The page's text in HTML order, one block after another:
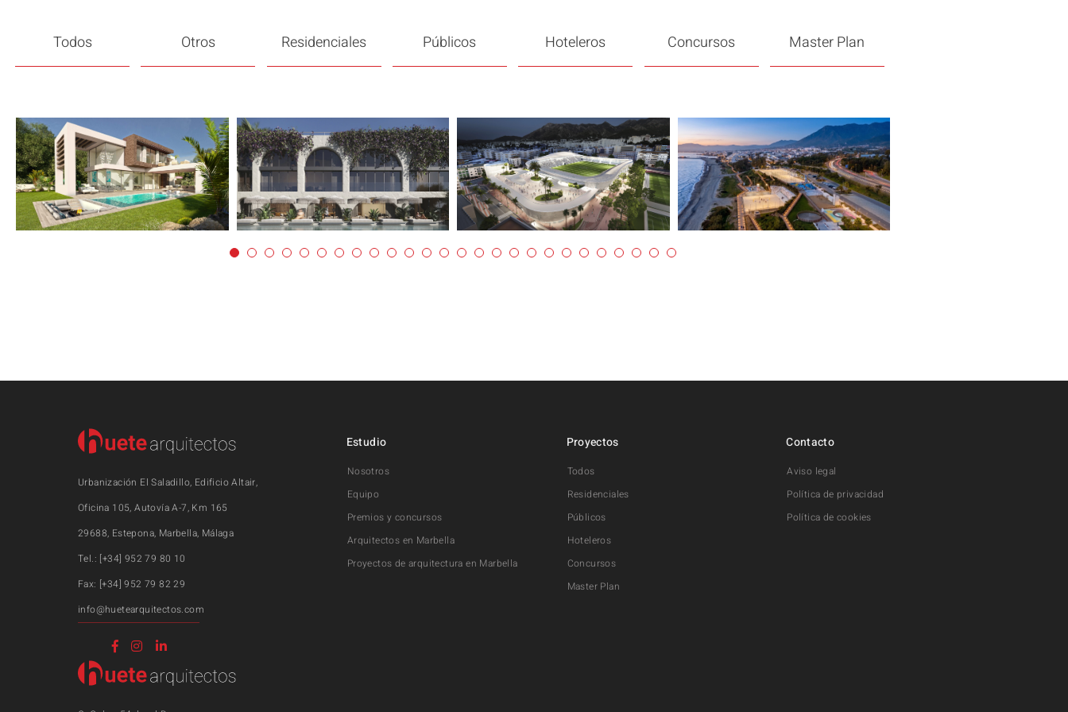
Todos Otros Residenciales Públicos Hoteleros Concursos Master Plan
Urbanización El Saladillo, Edificio Altair,
Oficina 105, Autovía A-7, Km 165
29688, Estepona, Marbella, Málaga
Tel.: [+34] 952 79 80 10
Fax: [+34] 952 79 82 29
info@huetearquitectos.com
Estudio
Nosotros
Equipo
Premios y concursos
Arquitectos en Marbella
Proyectos de arquitectura en Marbella
Proyectos
Todos
Residenciales
Públicos
Hoteleros
Concursos
Master Plan
Contacto
Aviso legal
Política de privacidad
Política de cookies